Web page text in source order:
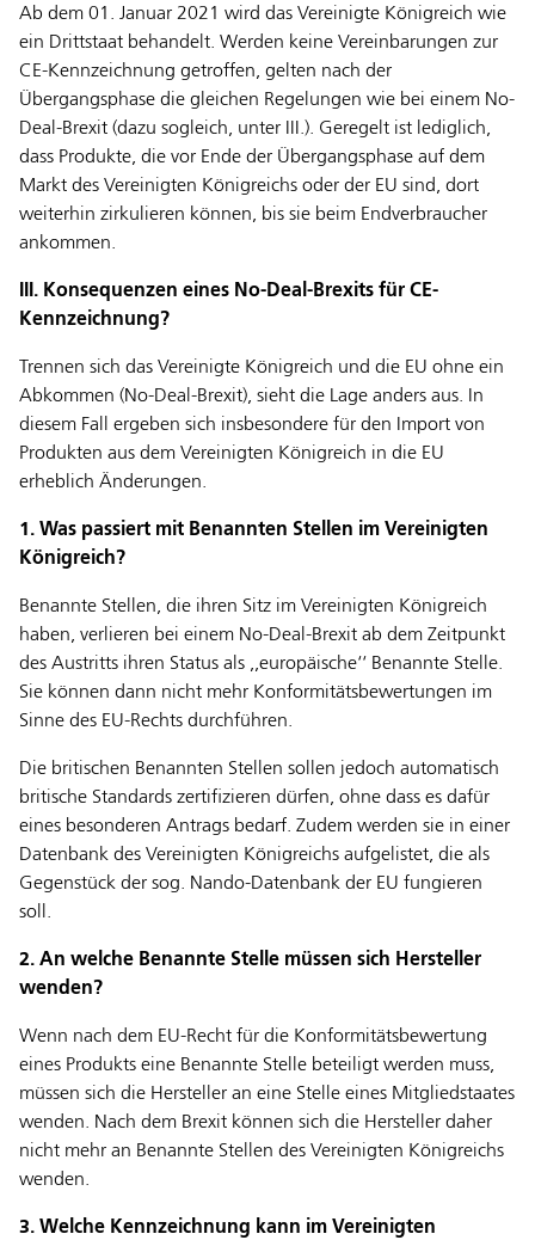
Ab dem 01. Januar 2021 wird das Vereinigte Königreich wie
ein Drittstaat behandelt. Werden keine Vereinbarungen zur
CE-Kennzeichnung getroffen, gelten nach der
Übergangsphase die gleichen Regelungen wie bei einem No-
Deal-Brexit (dazu sogleich, unter III.). Geregelt ist lediglich,
dass Produkte, die vor Ende der Übergangsphase auf dem
Markt des Vereinigten Königreichs oder der EU sind, dort
weiterhin zirkulieren können, bis sie beim Endverbraucher
ankommen.
III. Konsequenzen eines No-Deal-Brexits für CE-
Kennzeichnung?
Trennen sich das Vereinigte Königreich und die EU ohne ein
Abkommen (No-Deal-Brexit), sieht die Lage anders aus. In
diesem Fall ergeben sich insbesondere für den Import von
Produkten aus dem Vereinigten Königreich in die EU
erheblich Änderungen.
1. Was passiert mit Benannten Stellen im Vereinigten
Königreich?
Benannte Stellen, die ihren Sitz im Vereinigten Königreich
haben, verlieren bei einem No-Deal-Brexit ab dem Zeitpunkt
des Austritts ihren Status als ,,europäische‘‘ Benannte Stelle.
Sie können dann nicht mehr Konformitätsbewertungen im
Sinne des EU-Rechts durchführen.
Die britischen Benannten Stellen sollen jedoch automatisch
britische Standards zertifizieren dürfen, ohne dass es dafür
eines besonderen Antrags bedarf. Zudem werden sie in einer
Datenbank des Vereinigten Königreichs aufgelistet, die als
Gegenstück der sog. Nando-Datenbank der EU fungieren
soll.
2. An welche Benannte Stelle müssen sich Hersteller
wenden?
Wenn nach dem EU-Recht für die Konformitätsbewertung
eines Produkts eine Benannte Stelle beteiligt werden muss,
müssen sich die Hersteller an eine Stelle eines Mitgliedstaates
wenden. Nach dem Brexit können sich die Hersteller daher
nicht mehr an Benannte Stellen des Vereinigten Königreichs
wenden.
3. Welche Kennzeichnung kann im Vereinigten